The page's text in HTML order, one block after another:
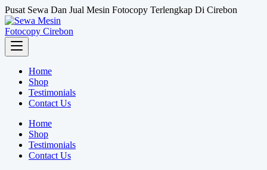
Skip
to
content
Pusat Sewa Dan Jual Mesin Fotocopy Terlengkap Di Cirebon
Home
Shop
Testimonials
Contact Us
Home
Shop
Testimonials
Contact Us